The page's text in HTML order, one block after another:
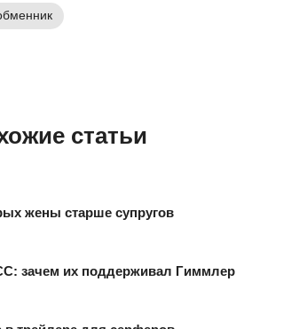
статьи
жены старше супругов
зачем их поддерживал Гиммлер